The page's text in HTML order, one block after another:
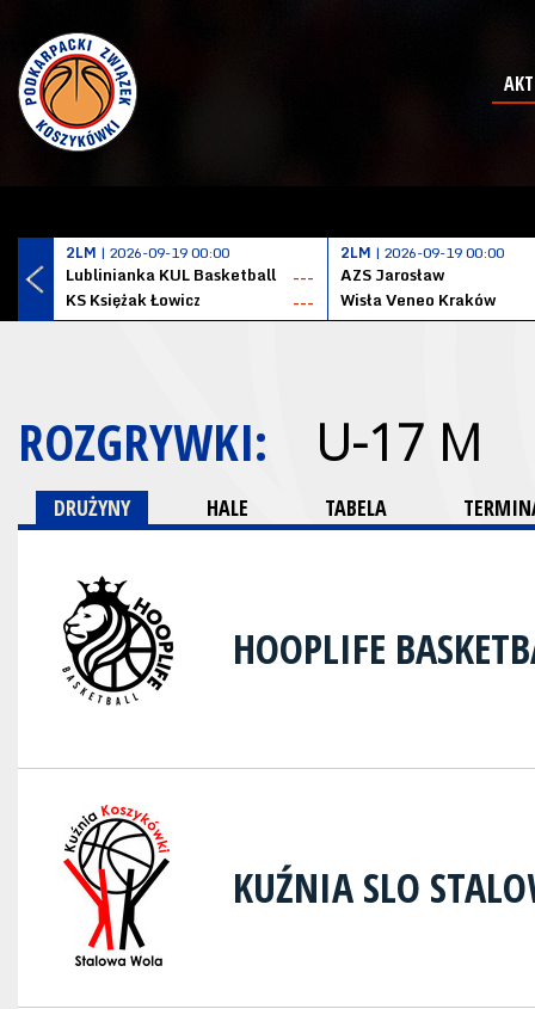
2LM | 2026-09-19 00:00
Lublinianka KUL Basketball
---
KS Księżak Łowicz
---
2LM | 2026-09-19 00:00
AZS Jarosław
Wisła Veneo Kraków
ROZGRYWKI: U-17 M
DRUŻYNY HALE TABELA
HOOPLIFE
KUŹNIA SLO